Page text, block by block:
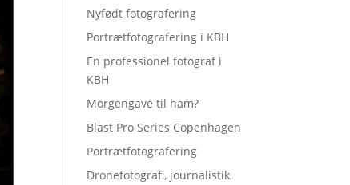
Nyfødt fotografering
Portrætfotografering i KBH
En professionel fotograf i
KBH
Morgengave til ham?
Blast Pro Series Copenhagen
Portrætfotografering
Dronefotografi, journalistik,